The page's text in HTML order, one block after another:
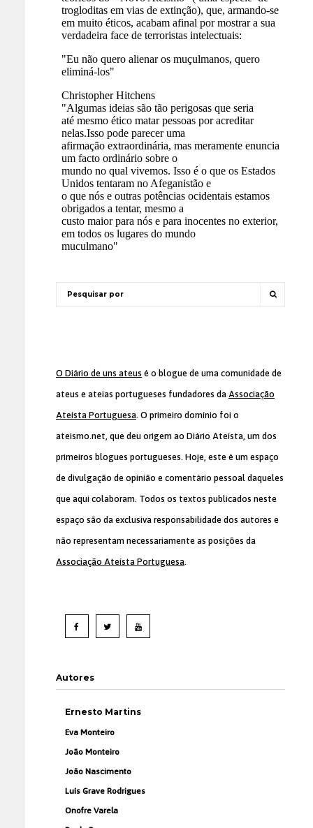
O Diário de uns ateus é o blogue de uma comunidade de
ateus e ateias portugueses fundadores da Associação
Ateísta Portuguesa. O primeiro domínio foi o
ateismo.net, que deu origem ao Diário Ateísta, um dos
primeiros blogues portugueses. Hoje, este é um espaço
de divulgação de opinião e comentário pessoal daqueles
que aqui colaboram. Todos os textos publicados neste
espaço são da exclusiva responsabilidade dos autores e
não representam necessariamente as posições da
Associação Ateísta Portuguesa.
Autores
Ernesto Martins
Eva Monteiro
João Monteiro
João Nascimento
Luís Grave Rodrigues
Onofre Varela